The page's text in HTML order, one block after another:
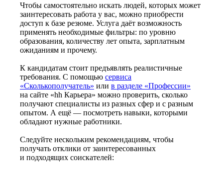
Чтобы самостоятельно искать людей, которых может
заинтересовать работа у вас, можно приобрести
доступ к базе резюме. Услуга даёт возможность
применять необходимые фильтры: по уровню
образования, количеству лет опыта, зарплатным
ожиданиям и прочему.
К кандидатам стоит предъявлять реалистичные
требования. С помощью сервиса
«Сколькополучатель» или в разделе «Профессии»
на сайте «hh Карьера» можно проверить, сколько
получают специалисты из разных сфер и с разным
опытом. А ещё — посмотреть навыки, которыми
обладают нужные работники.
Следуйте нескольким рекомендациям, чтобы
получать отклики от заинтересованных
и подходящих соискателей: